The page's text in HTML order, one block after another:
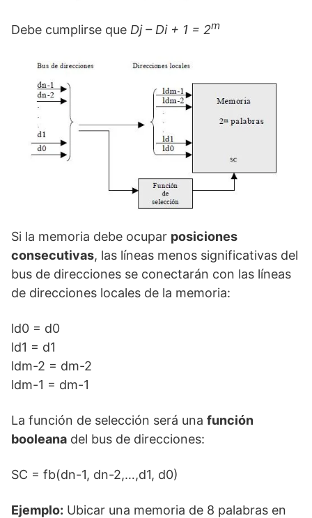
Debe cumplirse que Dj – Di + 1 = 2m
Si la memoria debe ocupar posiciones
consecutivas, las líneas menos significativas del
bus de direcciones se conectarán con las líneas
de direcciones locales de la memoria:
ld0 = d0
ld1 = d1
ldm-2 = dm-2
ldm-1 = dm-1
La función de selección será una función
booleana del bus de direcciones:
SC = fb(dn-1, dn-2,…,d1, d0)
Ejemplo: Ubicar una memoria de 8 palabras en